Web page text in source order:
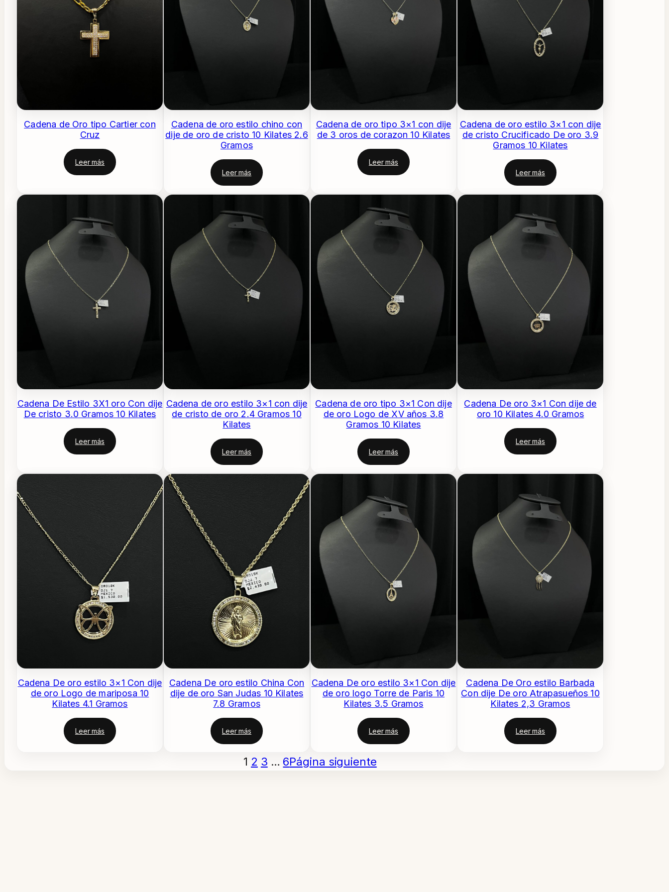
Cadena de Oro tipo Cartier con
Cruz
Leer más
Cadena de oro estilo chino con
dije de oro de cristo 10 Kilates 2.6
Gramos
Leer más
Cadena de oro tipo 3×1 con dije
de 3 oros de corazon 10 Kilates
Leer más
Cadena de oro estilo 3×1 con dije
de cristo Crucificado De oro 3.9
Gramos 10 Kilates
Leer más
Cadena De Estilo 3X1 oro Con dije
De cristo 3.0 Gramos 10 Kilates
Leer más
Cadena de oro estilo 3×1 con dije
de cristo de oro 2.4 Gramos 10
Kilates
Leer más
Cadena de oro tipo 3×1 Con dije
de oro Logo de XV años 3.8
Gramos 10 Kilates
Leer más
Cadena De oro 3×1 Con dije de
oro 10 Kilates 4.0 Gramos
Leer más
Cadena De oro estilo 3×1 Con dije
de oro Logo de mariposa 10
Kilates 4.1 Gramos
Leer más
Cadena De oro estilo China Con
dije de oro San Judas 10 Kilates
7.8 Gramos
Leer más
Cadena De oro estilo 3×1 Con dije
de oro logo Torre de Paris 10
Kilates 3.5 Gramos
Leer más
Cadena De Oro estilo Barbada
Con dije De oro Atrapasueños 10
Kilates 2,3 Gramos
Leer más
1 2 3 … 6Página siguiente